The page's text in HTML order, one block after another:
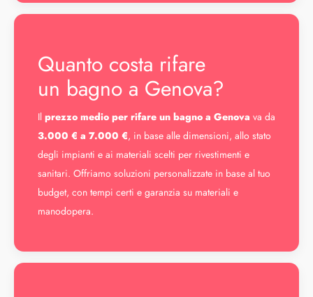
Quanto costa rifare
un bagno a Genova?
Il prezzo medio per rifare un bagno a Genova va da
3.000 € a 7.000 €, in base alle dimensioni, allo stato
degli impianti e ai materiali scelti per rivestimenti e
sanitari. Offriamo soluzioni personalizzate in base al tuo
budget, con tempi certi e garanzia su materiali e
manodopera.